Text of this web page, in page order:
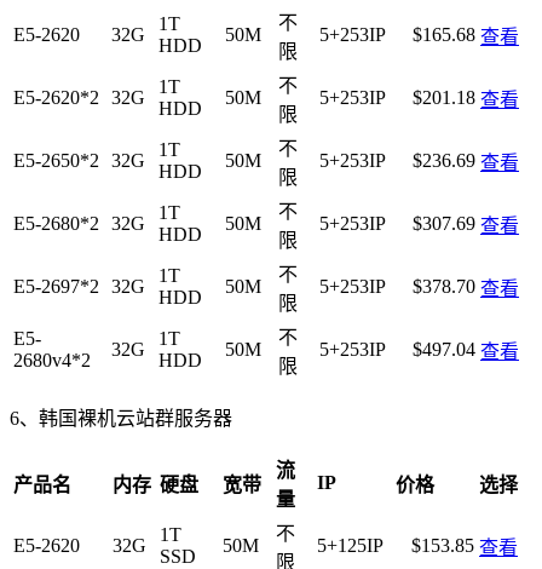
E5-2620 32G
1T
HDD
50M
不
限
5+253IP $165.68 查看
E5-2620*2 32G
1T
HDD
50M
不
限
5+253IP $201.18 查看
E5-2650*2 32G
1T
HDD
50M
不
限
5+253IP $236.69 查看
E5-2680*2 32G
1T
HDD
50M
不
限
5+253IP $307.69 查看
E5-2697*2 32G
1T
HDD
50M
不
限
5+253IP $378.70 查看
E5-
2680v4*2
32G
1T
HDD
50M
不
限
5+253IP $497.04 查看
6、韩国裸机云站群服务器
产品名 内存 硬盘 宽带
流
量
IP 价格 选择
E5-2620 32G
1T
SSD
50M
不
限
5+125IP $153.85 查看